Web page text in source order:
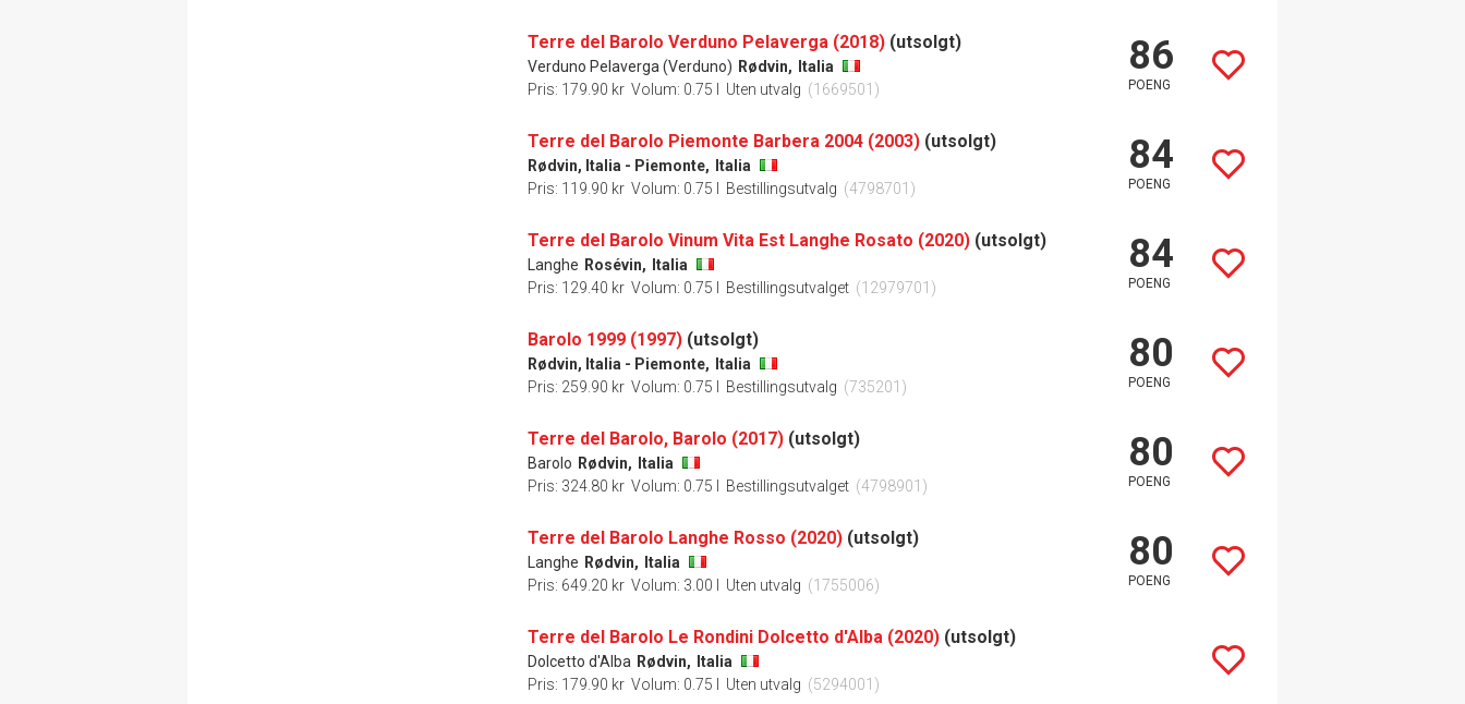
Terre del Barolo Verduno Pelaverga (2018) (utsolgt)
Verduno Pelaverga (Verduno) Rødvin,
Italia
Pris: 179.90 kr Volum: 0.75 l Uten utvalg (1669501)
86
POENG
Terre del Barolo Piemonte Barbera 2004 (2003) (utsolgt)
Rødvin, Italia - Piemonte,
Italia
Pris: 119.90 kr Volum: 0.75 l Bestillingsutvalg (4798701)
84
POENG
Terre del Barolo Vinum Vita Est Langhe Rosato (2020) (utsolgt)
Langhe Rosévin,
Italia
Pris: 129.40 kr Volum: 0.75 l Bestillingsutvalget (12979701)
84
POENG
Barolo 1999 (1997) (utsolgt)
Rødvin, Italia - Piemonte,
Italia
Pris: 259.90 kr Volum: 0.75 l Bestillingsutvalg (735201)
80
POENG
Terre del Barolo, Barolo (2017) (utsolgt)
Barolo Rødvin,
Italia
Pris: 324.80 kr Volum: 0.75 l Bestillingsutvalget (4798901)
80
POENG
Terre del Barolo Langhe Rosso (2020) (utsolgt)
Langhe Rødvin,
Italia
Pris: 649.20 kr Volum: 3.00 l Uten utvalg (1755006)
80
POENG
Terre del Barolo Le Rondini Dolcetto d'Alba (2020) (utsolgt)
Dolcetto d'Alba Rødvin,
Italia
Pris: 179.90 kr Volum: 0.75 l Uten utvalg (5294001)